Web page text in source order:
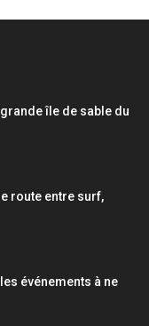
île de sable du
route entre surf,
événements à ne